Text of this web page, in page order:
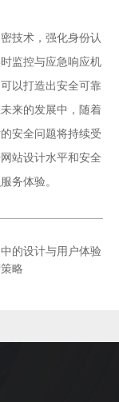
技术，强化身份认
监控与应急响应机
以打造出安全可靠
来的发展中，随着
安全问题将持续受
站设计水平和安全
务体验。
的设计与用户体验
略